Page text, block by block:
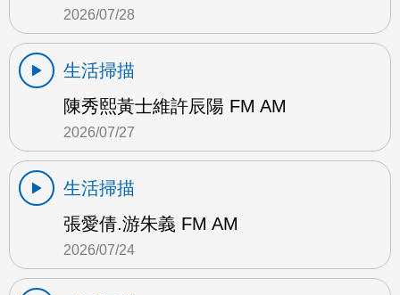
2026/07/28
生活掃描
陳秀熙黃士維許辰陽 FM AM
2026/07/27
生活掃描
張愛倩.游朱義 FM AM
2026/07/24